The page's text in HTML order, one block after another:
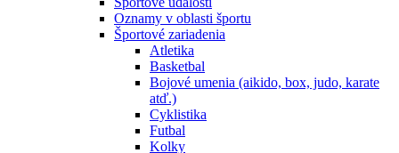
Oznamy v oblasti športu
Športové zariadenia
Atletika
Basketbal
Bojové umenia (aikido, box, judo, karate
atď.)
Cyklistika
Futbal
Kolky